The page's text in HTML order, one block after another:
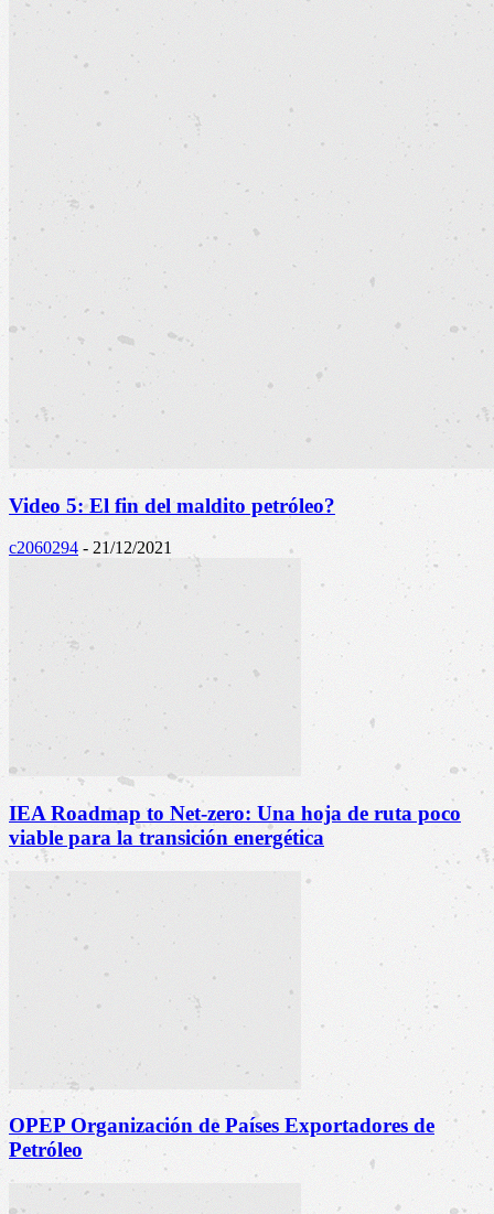
Video 5: El fin del maldito petróleo?
c2060294 - 21/12/2021
IEA Roadmap to Net-zero: Una hoja de ruta poco
viable para la transición energética
OPEP Organización de Países Exportadores de
Petróleo